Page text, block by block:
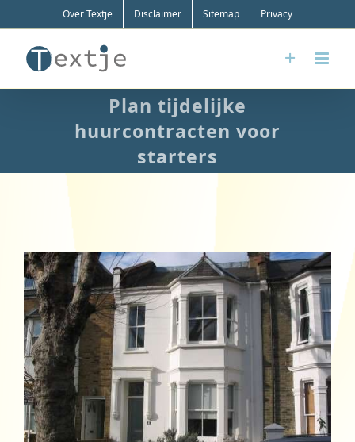
Over Textje Disclaimer Sitemap Privacy
Plan tijdelijke
huurcontracten voor
starters
Bekijk
grotere
afbeelding